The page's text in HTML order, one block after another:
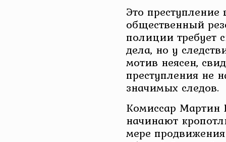
Это
общественный
полиции требует
дела, но у
мотив неясен,
преступления не
значимых следов.
Комиссар Мартин
начинают
мере продвижения